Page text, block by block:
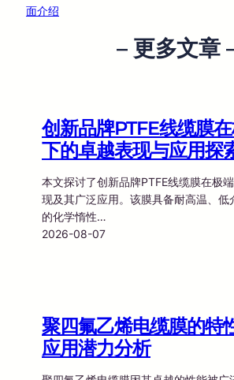
面介绍
– 更多文章
创新品牌PTFE线缆膜
下的卓越表现与应用探
本文探讨了创新品牌PTFE线缆膜在极
现及其广泛应用。该膜具备耐高温、低
的化学惰性…
2026-08-07
聚四氟乙烯电缆膜的特
应用潜力分析